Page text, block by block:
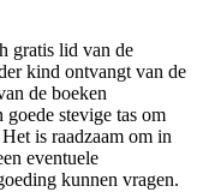
gratis lid van de
kind ontvangt van de
de boeken
stevige tas om
is raadzaam om in
eventuele
kunnen vragen.